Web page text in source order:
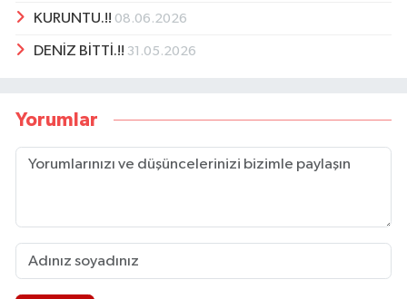
KURUNTU.!! 08.06.2026
DENİZ BİTTİ.!! 31.05.2026
Yorumlar